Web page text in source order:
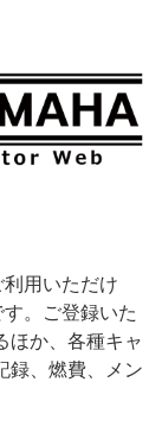
利用いただけ
。ご登録いた
ほか、各種キャ
録、燃費、メン